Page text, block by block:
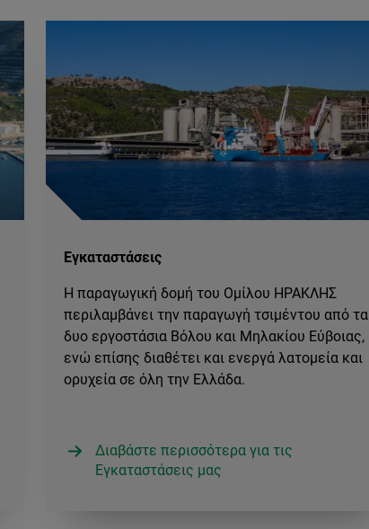
Εγκαταστάσεις
Η παραγωγική δομή του Ομίλου ΗΡΑΚΛΗΣ
περιλαμβάνει την παραγωγή τσιμέντου από τα
δυο εργοστάσια Βόλου και Μηλακίου Εύβοιας,
ενώ επίσης διαθέτει και ενεργά λατομεία και
ορυχεία σε όλη την Ελλάδα.
Διαβάστε περισσότερα για τις
Εγκαταστάσεις μας